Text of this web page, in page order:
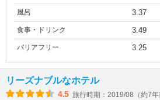
風呂 3.37
食事・ドリンク 3.49
バリアフリー 3.25
リーズナブルなホテル
4.5 旅行時期：2019/08（約7年